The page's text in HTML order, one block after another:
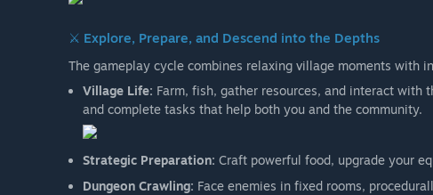
⚔️ Explore, Prepare, and Descend into the Depths
The gameplay cycle combines relaxing village moments with
Village Life: Farm, fish, gather resources, and interact with
and complete tasks that help both you and the community.
Strategic Preparation: Craft powerful food, upgrade your
Dungeon Crawling: Face enemies in fixed rooms,